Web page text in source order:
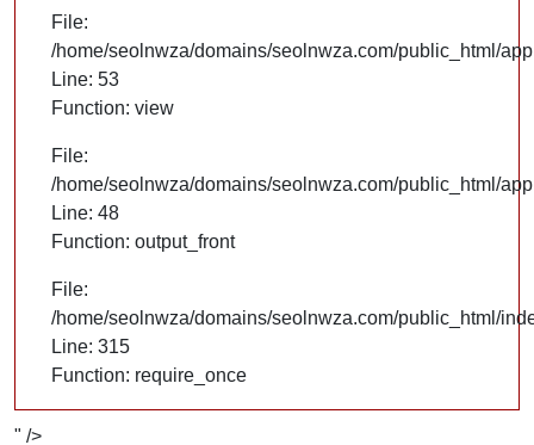
File:
/home/seolnwza/domains/seolnwza.com/public_html/
Line: 53
Function: view
File:
/home/seolnwza/domains/seolnwza.com/public_html/
Line: 48
Function: output_front
File:
/home/seolnwza/domains/seolnwza.com/public_html/
Line: 315
Function: require_once
" />